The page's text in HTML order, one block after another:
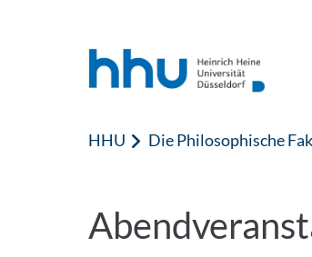
HHU Die Philosophische